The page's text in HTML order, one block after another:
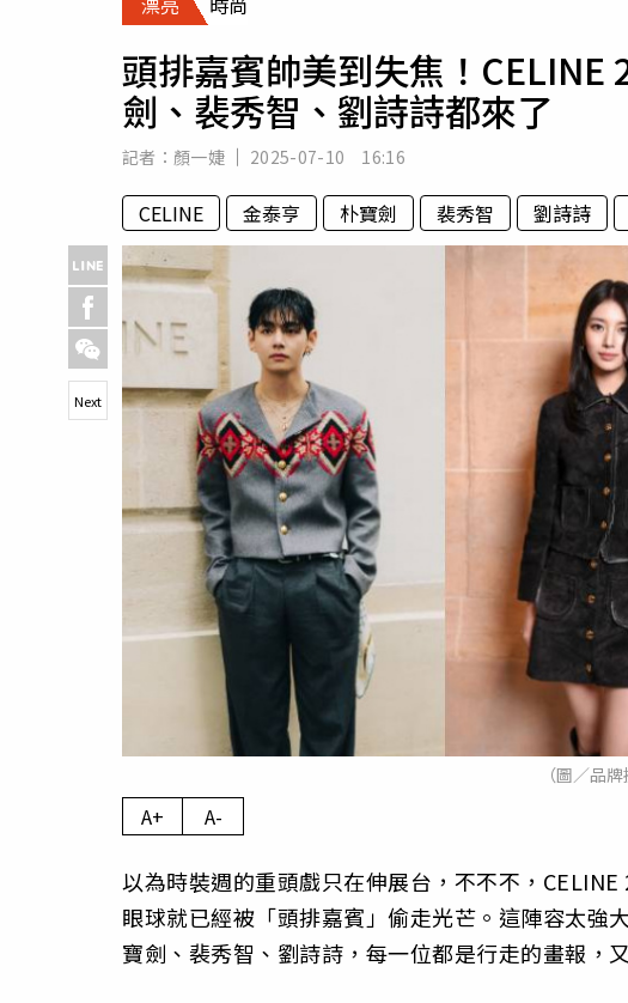
專欄
房產新勢力
頭排嘉賓帥美到失焦！CELINE
劍、裴秀智、劉詩詩都來了
記者： 顏一婕 2025-07-10 16:16
CELINE 金泰亨 朴寶劍 裴秀智 劉詩詩
（圖／品牌
Next
A+ A-
以為時裝週的重頭戲只在伸展台，不不不，
眼球就已經被「頭排嘉賓」偷走光芒。這陣容太強
寶劍、裴秀智、劉詩詩，每一位都是行走的畫報，